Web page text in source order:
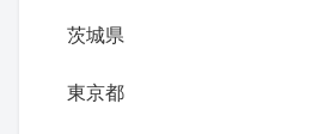
茨城県
東京都